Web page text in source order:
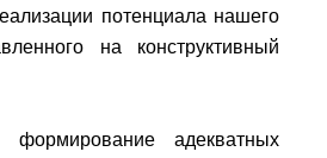
потенциала нашего
на конструктивный
формирование адекватных